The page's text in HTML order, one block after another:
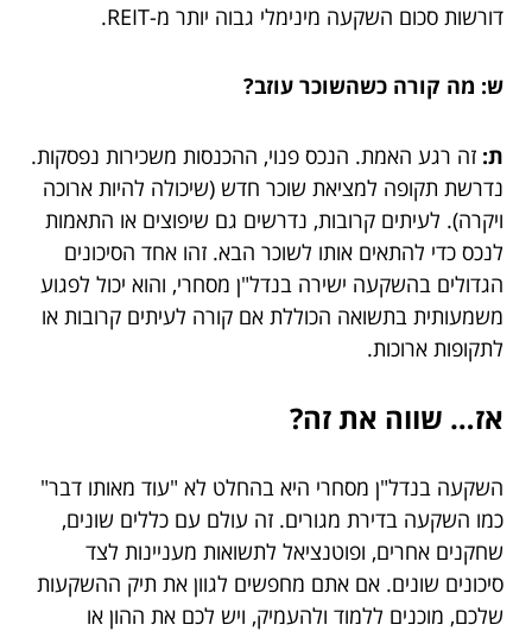
דורשות סכום השקעה מינימלי גבוה יותר מ-REIT.
ש: מה קורה כשהשוכר עוזב?
ת: זה רגע האמת. הנכס פנוי, ההכנסות משכירות נפסקות.
נדרשת תקופה למציאת שוכר חדש (שיכולה להיות ארוכה
ויקרה). לעיתים קרובות, נדרשים גם שיפוצים או התאמות
לנכס כדי להתאים אותו לשוכר הבא. זהו אחד הסיכונים
הגדולים בהשקעה ישירה בנדל"ן מסחרי, והוא יכול לפגוע
משמעותית בתשואה הכוללת אם קורה לעיתים קרובות או
לתקופות ארוכות.
אז… שווה את זה?
השקעה בנדל"ן מסחרי היא בהחלט לא "עוד מאותו דבר"
כמו השקעה בדירת מגורים. זה עולם עם כללים שונים,
שחקנים אחרים, ופוטנציאל לתשואות מעניינות לצד
סיכונים שונים. אם אתם מחפשים לגוון את תיק ההשקעות
שלכם, מוכנים ללמוד ולהעמיק, ויש לכם את ההון או